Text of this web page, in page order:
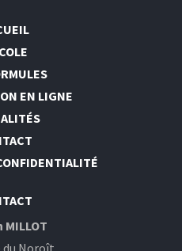
EN LIGNE
MILLOT
du Noroît